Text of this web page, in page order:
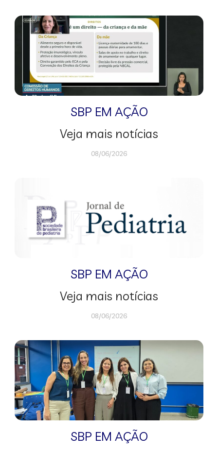
SBP EM AÇÃO
Veja mais notícias
08/06/2026
SBP EM AÇÃO
Veja mais notícias
08/06/2026
SBP EM AÇÃO